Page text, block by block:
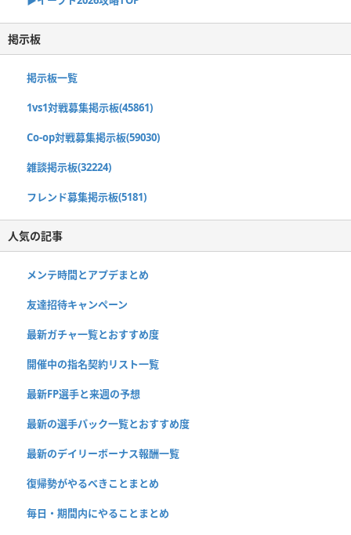
掲示板
掲示板一覧
1vs1対戦募集掲示板(45861)
Co-op対戦募集掲示板(59030)
雑談掲示板(32224)
フレンド募集掲示板(5181)
人気の記事
メンテ時間とアプデまとめ
友達招待キャンペーン
最新ガチャ一覧とおすすめ度
開催中の指名契約リスト一覧
最新FP選手と来週の予想
最新の選手パック一覧とおすすめ度
最新のデイリーボーナス報酬一覧
復帰勢がやるべきことまとめ
毎日・期間内にやることまとめ